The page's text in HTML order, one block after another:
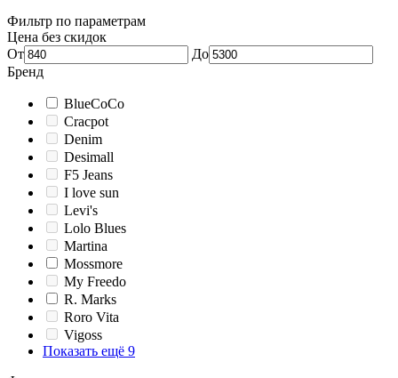
Фильтр по параметрам
Цена без скидок
От
До
Бренд
BlueCoCo
Cracpot
Denim
Desimall
F5 Jeans
I love sun
Levi's
Lolo Blues
Martina
Mossmore
My Freedo
R. Marks
Roro Vita
Vigoss
Показать ещё 9